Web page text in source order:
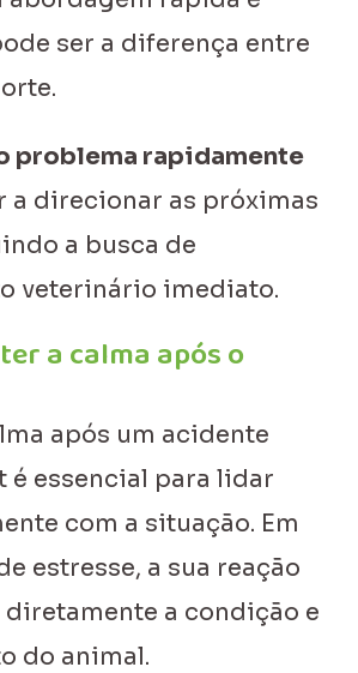
ser a diferença entre
problema rapidamente
a direcionar as próximas
a busca de
veterinário imediato.
a calma após o
após um acidente
é essencial para lidar
com a situação. Em
estresse, a sua reação
a condição e
do animal.